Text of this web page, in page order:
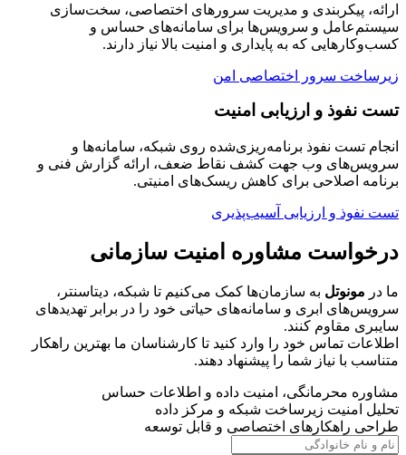
ارائه، پیکربندی و مدیریت سرورهای اختصاصی، سخت‌سازی
سیستم‌عامل و سرویس‌ها برای سامانه‌های حساس و
کسب‌وکارهایی که به پایداری و امنیت بالا نیاز دارند.
زیرساخت سرور اختصاصی امن
تست نفوذ و ارزیابی امنیت
انجام تست نفوذ برنامه‌ریزی‌شده روی شبکه، سامانه‌ها و
سرویس‌های وب جهت کشف نقاط ضعف، ارائه گزارش فنی و
برنامه اصلاحی برای کاهش ریسک‌های امنیتی.
تست نفوذ و ارزیابی آسیب‌پذیری
درخواست مشاوره امنیت سازمانی
ما در مونوتل به سازمان‌ها کمک می‌کنیم تا شبکه، دیتاسنتر،
سرویس‌های ابری و سامانه‌های حیاتی خود را در برابر تهدیدهای
سایبری مقاوم کنند.
اطلاعات تماس خود را وارد کنید تا کارشناسان ما بهترین راهکار
متناسب با نیاز شما را پیشنهاد دهند.
مشاوره محرمانگی، امنیت داده و اطلاعات حساس
تحلیل امنیت زیرساخت شبکه و مرکز داده
طراحی راهکارهای اختصاصی و قابل توسعه